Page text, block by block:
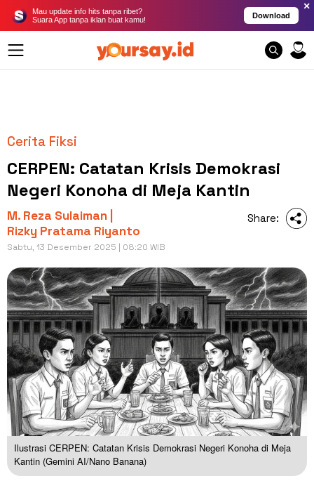
Mau update info hits tanpa ribet?
Suara App tanpa iklan buat kamu!
Download
×
Cerita Fiksi
CERPEN: Catatan Krisis Demokrasi
Negeri Konoha di Meja Kantin
M. Reza Sulaiman |
Rizky Pratama Riyanto
Sabtu, 13 Desember 2025 | 08:20 WIB
Share:
Ilustrasi CERPEN: Catatan Krisis Demokrasi Negeri Konoha di Meja
Kantin (Gemini AI/Nano Banana)